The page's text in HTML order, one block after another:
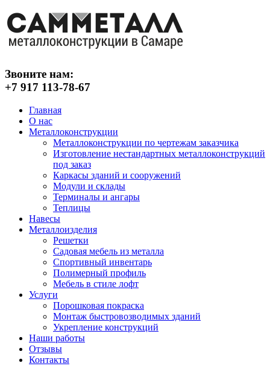
Звоните нам:
+7 917 113-78-67
Главная
О нас
Металлоконструкции
Металлоконструкции по чертежам заказчика
Изготовление нестандартных металлоконструкций
под заказ
Каркасы зданий и сооружений
Модули и склады
Терминалы и ангары
Теплицы
Навесы
Металлоизделия
Решетки
Садовая мебель из металла
Спортивный инвентарь
Полимерный профиль
Мебель в стиле лофт
Услуги
Порошковая покраска
Монтаж быстровозводимых зданий
Укрепление конструкций
Наши работы
Отзывы
Контакты